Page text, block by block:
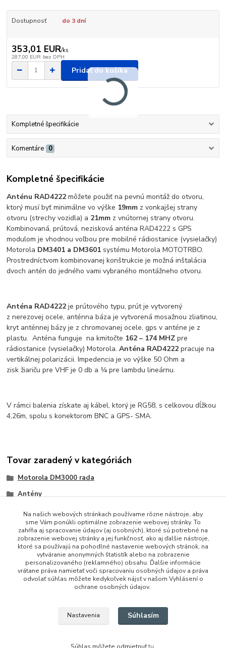
Dostupnosť do 3 dní
353,01 EUR/ks
287,00 EUR bez DPH
Pridať do košíka
Kompletné špecifikácie
Komentáre 0
Kompletné špecifikácie
Anténu RAD4222 môžete použiť na pevnú montáž do otvoru,
ktorý musí byť minimálne vo výške 19mm z vonkajšej strany
otvoru (strechy vozidla) a 21mm z vnútornej strany otvoru.
Kombinovaná, prútová, nezisková anténa RAD4222 s GPS
modulom je vhodnou voľbou pre mobilné rádiostanice (vysielačky)
Motorola DM3401 a DM3601 systému Motorola MOTOTRBO.
Prostredníctvom kombinovanej konštrukcie je možná inštalácia
dvoch antén do jedného vami vybraného montážneho otvoru.
Anténa RAD4222 je prútového typu, prút je vytvorený
z nerezovej ocele, anténna báza je vytvorená mosažnou zliatinou,
kryt anténnej bázy je z chromovanej ocele, gps v anténe je z
plastu. Anténa funguje na kmitočte 162 – 174 MHZ pre
rádiostanice (vysielačky) Motorola.Anténa RAD4222 pracuje na
vertikálnej polarizácii. Impedencia je vo výške 50 Ohm a
zisk žiariču pre VHF je 0 db a ¼ pre lambdu lineárnu.
V rámci balenia získate aj kábel, ktorý je RG58, s celkovou dĺžkou
4,26m, spolu s konektorom BNC a GPS- SMA.
Tovar zaradený v kategóriách
Motorola DM3000 rada
Antény
+421 948 229 224
Na našich webových stránkach používame rôzne nástroje, aby
sme Vám ponúkli optimálne zobrazenie webovej stránky. To
zahŕňa aj spracovanie údajov (aj osobných), ktoré sú potrebné na
zobrazenie webovej stránky a jej funkčnosť, ako aj ďalšie nástroje,
ktoré sa používajú na pohodlné nastavenie webových stránok, na
vytváranie anonymných štatistík alebo na zobrazenie
personalizovaného (reklamného) obsahu. Ďalšie informácie
vrátane práva namietať voči spracovaniu osobných údajov a práva
odvolať súhlas môžete kedykoľvek nájsť v našom Vyhlásení o
ochrane osobných údajov.
Nastavenia Súhlasím